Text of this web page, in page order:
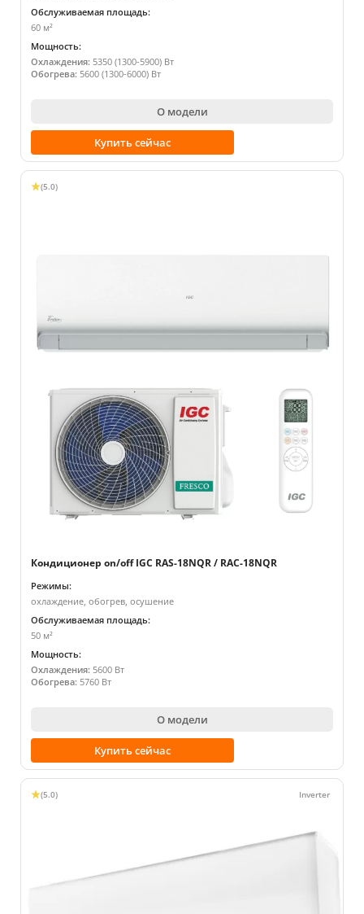
Обслуживаемая площадь:
60 м²
Мощность:
Охлаждения: 5350 (1300-5900) Вт
Обогрева: 5600 (1300-6000) Вт
О модели
Купить сейчас
(5.0)
Кондиционер on/off IGC RAS-18NQR / RAC-18NQR
Режимы:
охлаждение, обогрев, осушение
Обслуживаемая площадь:
50 м²
Мощность:
Охлаждения: 5600 Вт
Обогрева: 5760 Вт
О модели
Купить сейчас
(5.0)